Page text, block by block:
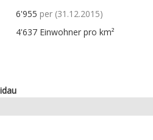
6'955 per (31.12.2015)
4'637 Einwohner pro km²